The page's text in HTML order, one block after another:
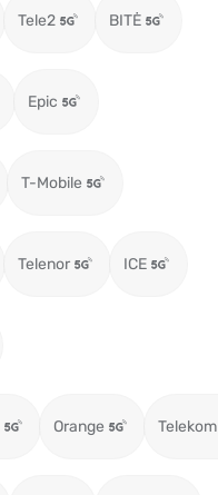
Tele2 BITĖ
Epic
T-Mobile
Telenor ICE
Orange Telekom